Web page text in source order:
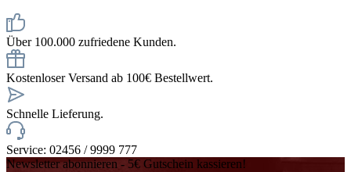
Über 100.000 zufriedene Kunden.
Kostenloser Versand ab 100€ Bestellwert.
Schnelle Lieferung.
Service: 02456 / 9999 777
Newsletter abonnieren - 5€ Gutschein kassieren!